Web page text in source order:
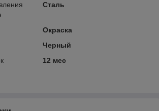
Сталь
Окраска
Черный
12 мес